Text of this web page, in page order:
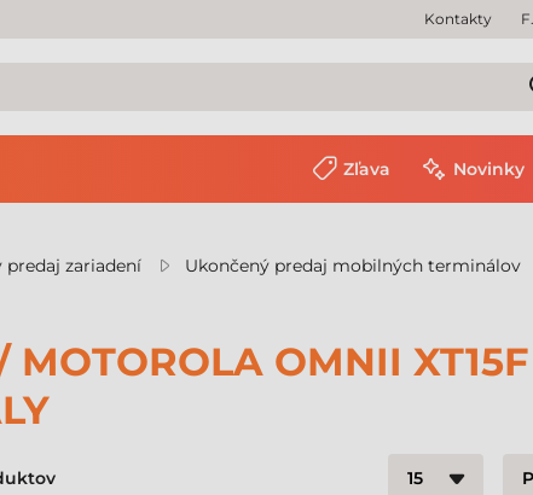
Kontakty
Zľava Novinky
predaj zariadení
Ukončený predaj mobilných terminálov
MOTOROLA OMNII